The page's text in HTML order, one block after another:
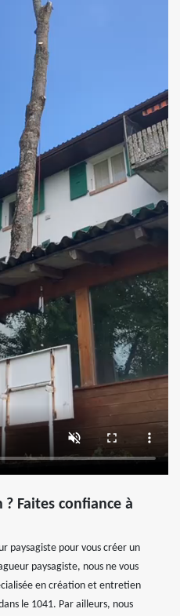
Faites confiance à
paysagiste pour vous créer un
paysagiste, nous ne vous
en création et entretien
le 1041. Par ailleurs, nous